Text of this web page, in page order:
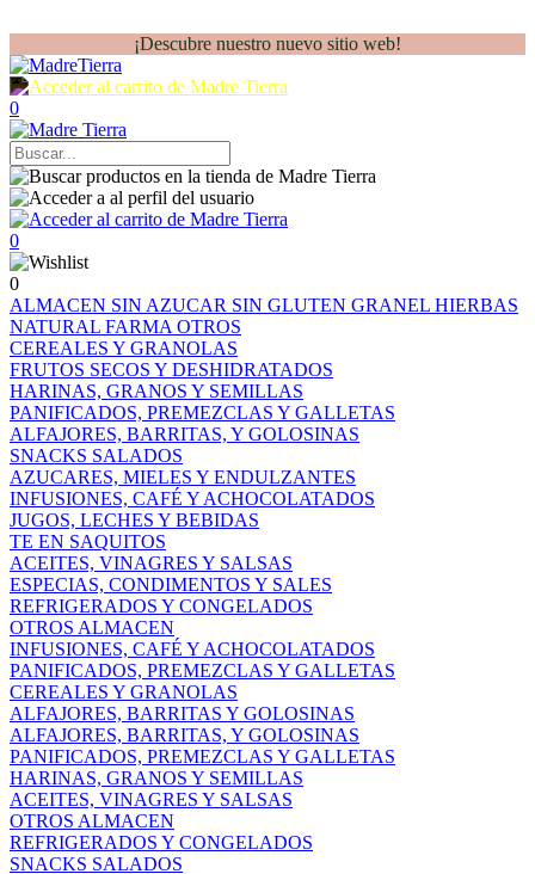
¡Descubre nuestro nuevo sitio web!
0
0
0
ALMACEN SIN AZUCAR SIN GLUTEN GRANEL HIERBAS
NATURAL FARMA OTROS
CEREALES Y GRANOLAS
FRUTOS SECOS Y DESHIDRATADOS
HARINAS, GRANOS Y SEMILLAS
PANIFICADOS, PREMEZCLAS Y GALLETAS
ALFAJORES, BARRITAS, Y GOLOSINAS
SNACKS SALADOS
AZUCARES, MIELES Y ENDULZANTES
INFUSIONES, CAFÉ Y ACHOCOLATADOS
JUGOS, LECHES Y BEBIDAS
TE EN SAQUITOS
ACEITES, VINAGRES Y SALSAS
ESPECIAS, CONDIMENTOS Y SALES
REFRIGERADOS Y CONGELADOS
OTROS ALMACEN
INFUSIONES, CAFÉ Y ACHOCOLATADOS
PANIFICADOS, PREMEZCLAS Y GALLETAS
CEREALES Y GRANOLAS
ALFAJORES, BARRITAS Y GOLOSINAS
ALFAJORES, BARRITAS, Y GOLOSINAS
PANIFICADOS, PREMEZCLAS Y GALLETAS
HARINAS, GRANOS Y SEMILLAS
ACEITES, VINAGRES Y SALSAS
OTROS ALMACEN
REFRIGERADOS Y CONGELADOS
SNACKS SALADOS